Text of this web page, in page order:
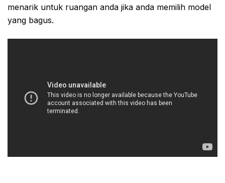
menarik untuk ruangan anda jika anda memilih model
yang bagus.